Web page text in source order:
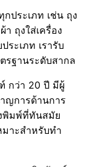
กประเภท เช่น ถุง
า ถุงใส่เครื่อง
ระเภท เรารับ
รฐานระดับสากล
กว่า 20 ปี มีผู้
ญการด้านการ
พิมพ์ที่ทันสมัย
าะสำหรับทำ